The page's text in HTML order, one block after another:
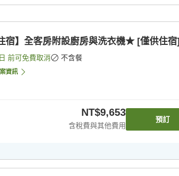
宿】全客房附設廚房與洗衣機★ [僅供住宿]
前可免費取消 不含餐
資訊
NT$9,653
含稅費與其他費用
預訂